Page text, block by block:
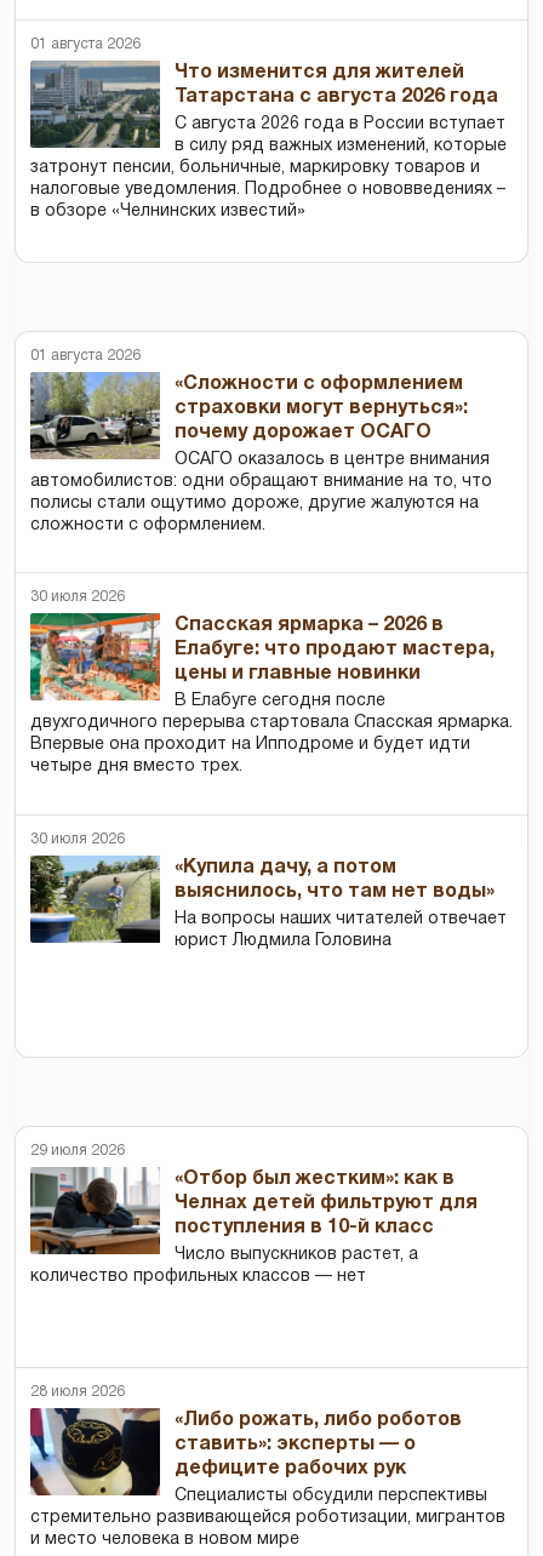
01 августа 2026
Что изменится для жителей
Татарстана с августа 2026 года
С августа 2026 года в России вступает
в силу ряд важных изменений, которые
затронут пенсии, больничные, маркировку товаров и
налоговые уведомления. Подробнее о нововведениях –
в обзоре «Челнинских известий»
01 августа 2026
«Сложности с оформлением
страховки могут вернуться»:
почему дорожает ОСАГО
ОСАГО оказалось в центре внимания
автомобилистов: одни обращают внимание на то, что
полисы стали ощутимо дороже, другие жалуются на
сложности с оформлением.
30 июля 2026
Спасская ярмарка – 2026 в
Елабуге: что продают мастера,
цены и главные новинки
В Елабуге сегодня после
двухгодичного перерыва стартовала Спасская ярмарка.
Впервые она проходит на Ипподроме и будет идти
четыре дня вместо трех.
30 июля 2026
«Купила дачу, а потом
выяснилось, что там нет воды»
На вопросы наших читателей отвечает
юрист Людмила Головина
29 июля 2026
«Отбор был жестким»: как в
Челнах детей фильтруют для
поступления в 10-й класс
Число выпускников растет, а
количество профильных классов — нет
28 июля 2026
«Либо рожать, либо роботов
ставить»: эксперты — о
дефиците рабочих рук
Специалисты обсудили перспективы
стремительно развивающейся роботизации, мигрантов
и место человека в новом мире